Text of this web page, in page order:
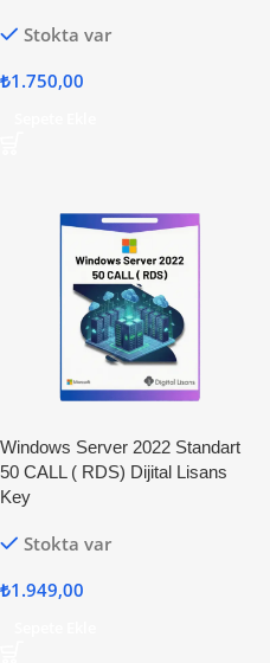
Stokta var
₺1.750,00
Windows Server 2022 Standart
50 CALL ( RDS) Dijital Lisans
Key
Stokta var
₺1.949,00